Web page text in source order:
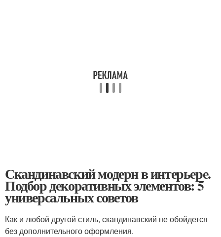
Скандинавский модерн в интерьере.
Подбор декоративных элементов: 5
универсальных советов
Как и любой другой стиль, скандинавский не обойдется
без дополнительного оформления.